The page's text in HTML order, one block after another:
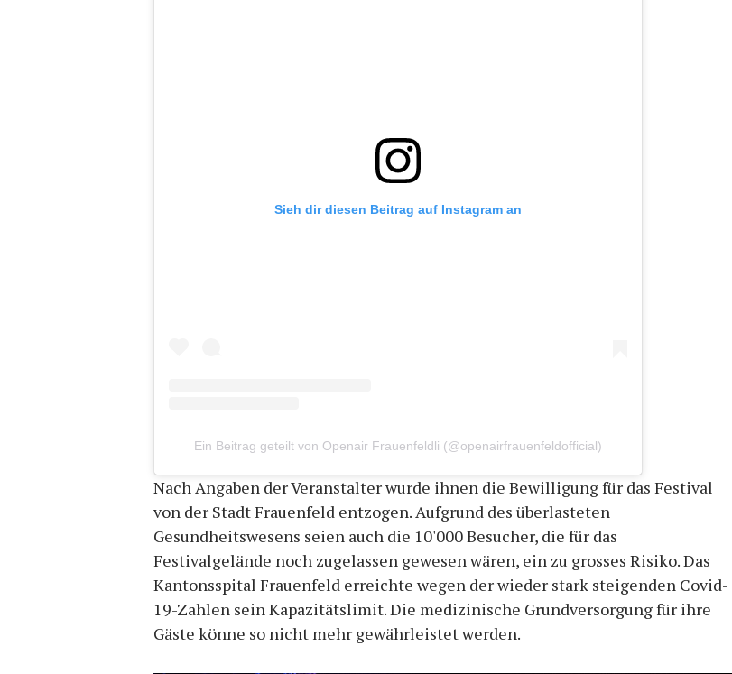
Sieh dir diesen Beitrag auf Instagram an
Ein Beitrag geteilt von Openair Frauenfeldli (@openairfrauenfeldofficial)
Nach Angaben der Veranstalter wurde ihnen die Bewilligung für das Festival
von der Stadt Frauenfeld entzogen. Aufgrund des überlasteten
Gesundheitswesens seien auch die 10'000 Besucher, die für das
Festivalgelände noch zugelassen gewesen wären, ein zu grosses Risiko. Das
Kantonsspital Frauenfeld erreichte wegen der wieder stark steigenden Covid-
19-Zahlen sein Kapazitätslimit. Die medizinische Grundversorgung für ihre
Gäste könne so nicht mehr gewährleistet werden.